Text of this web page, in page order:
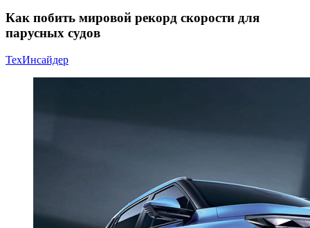
Как побить мировой рекорд скорости для
парусных судов
ТехИнсайдер